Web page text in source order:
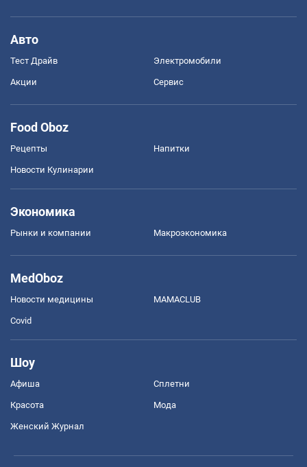
Авто
Тест Драйв Электромобили
Акции Сервис
Food Oboz
Рецепты Напитки
Новости Кулинарии
Экономика
Рынки и компании Mакроэкономика
MedOboz
Новости медицины MAMACLUB
Covid
Шоу
Афиша Сплетни
Красота Мода
Женский Журнал